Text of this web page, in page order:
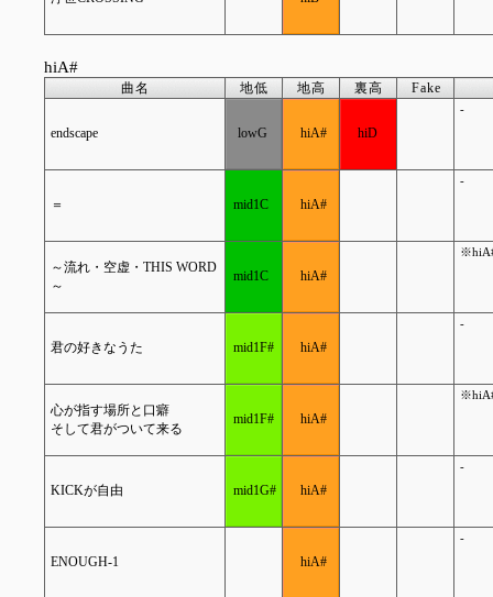
hiA#
曲名 地低 地高 裏高 Fake
endscape lowG hiA# hiD
-
＝ mid1C hiA#
-
～流れ・空虚・THIS WORD
～
mid1C hiA#
君の好きなうた mid1F# hiA#
-
心が指す場所と口癖
そして君がついて来る
mid1F# hiA#
KICKが自由 mid1G# hiA#
-
ENOUGH-1 hiA#
-